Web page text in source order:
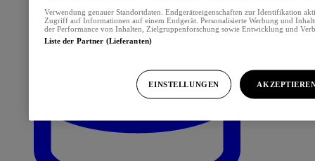
Verwendung genauer Standortdaten. Endgeräteeigenschaften zur Identifikation
Zugriff auf Informationen auf einem Endgerät. Personalisierte Werbung und
der Performance von Inhalten, Zielgruppenforschung sowie Entwicklung und
Liste der Partner (Lieferanten)
EINSTELLUNGEN